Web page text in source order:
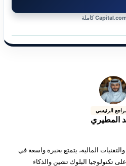
الرئيسي
المطيري
المالية، يتمتع بخبرة واسعة في
تكنولوجيا البلوك تشين والذكاء